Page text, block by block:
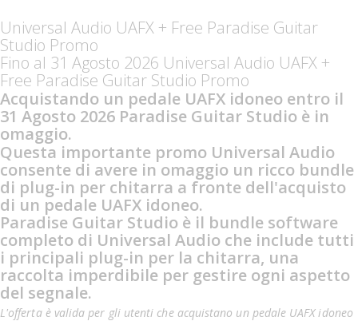
Universal Audio UAFX + Free Paradise Guitar
Studio Promo
Fino al 31 Agosto 2026 Universal Audio UAFX +
Free Paradise Guitar Studio Promo
Acquistando un pedale UAFX idoneo entro il
31 Agosto 2026 Paradise Guitar Studio è in
omaggio.
Questa importante promo Universal Audio
consente di avere in omaggio un ricco bundle
di plug-in per chitarra a fronte dell'acquisto
di un pedale UAFX idoneo.
Paradise Guitar Studio è il bundle software
completo di Universal Audio che include tutti
i principali plug-in per la chitarra, una
raccolta imperdibile per gestire ogni aspetto
del segnale.
L'offerta è valida per gli utenti che acquistano un pedale UAFX idoneo